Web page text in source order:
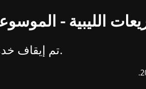
الليبية -
تم إيقاف خدمات شبكة التشريعات الليبية.